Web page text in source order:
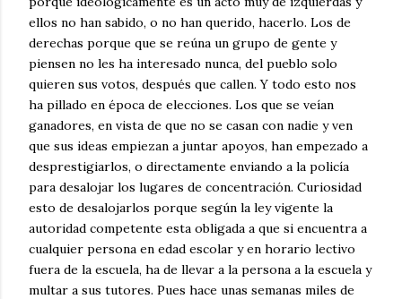
ellos no han sabido, o no han querido, hacerlo. Los de
derechas porque que se reúna un grupo de gente y
piensen no les ha interesado nunca, del pueblo solo
quieren sus votos, después que callen. Y todo esto nos
ha pillado en época de elecciones. Los que se veían
ganadores, en vista de que no se casan con nadie y ven
que sus ideas empiezan a juntar apoyos, han empezado a
desprestigiarlos, o directamente enviando a la policía
para desalojar los lugares de concentración. Curiosidad
esto de desalojarlos porque según la ley vigente la
autoridad competente esta obligada a que si encuentra a
cualquier persona en edad escolar y en horario lectivo
fuera de la escuela, ha de llevar a la persona a la escuela y
multar a sus tutores. Pues hace unas semanas miles de